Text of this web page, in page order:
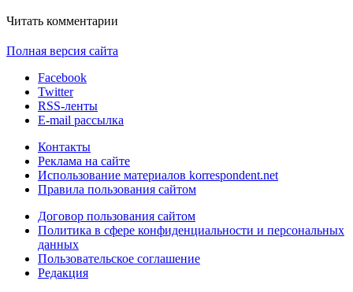
Читать комментарии
Полная версия сайта
Facebook
Twitter
RSS-ленты
E-mail рассылка
Контакты
Реклама на сайте
Использование материалов korrespondent.net
Правила пользования сайтом
Договор пользования сайтом
Политика в сфере конфиденциальности и персональных
данных
Пользовательское соглашение
Редакция